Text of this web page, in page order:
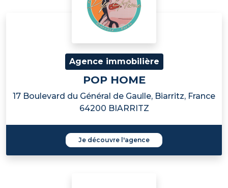
Agence immobilière
POP HOME
17 Boulevard du Général de Gaulle, Biarritz, France
64200 BIARRITZ
Je découvre l'agence